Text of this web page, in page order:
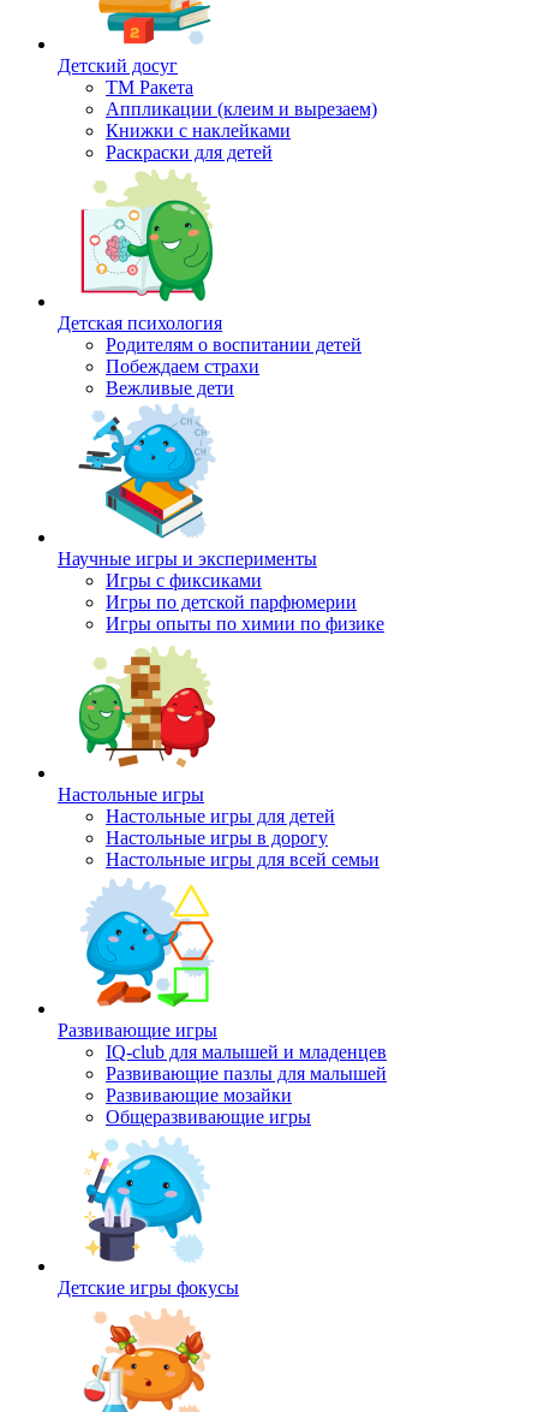
Детский досуг
ТМ Ракета
Аппликации (клеим и вырезаем)
Книжки с наклейками
Раскраски для детей
Детская психология
Родителям о воспитании детей
Побеждаем страхи
Вежливые дети
Научные игры и эксперименты
Игры с фиксиками
Игры по детской парфюмерии
Игры опыты по химии по физике
Настольные игры
Настольные игры для детей
Настольные игры в дорогу
Настольные игры для всей семьи
Развивающие игры
IQ-club для малышей и младенцев
Развивающие пазлы для малышей
Развивающие мозайки
Общеразвивающие игры
Детские игры фокусы